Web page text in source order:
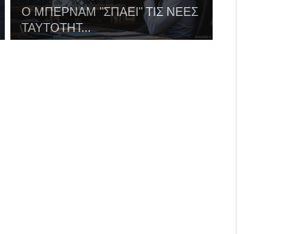
Ο ΜΠΕΡΝΑΜ "ΣΠΑΕΙ" ΤΙΣ ΝΕΕΣ
ΤΑΥΤΟΤΗΤ...